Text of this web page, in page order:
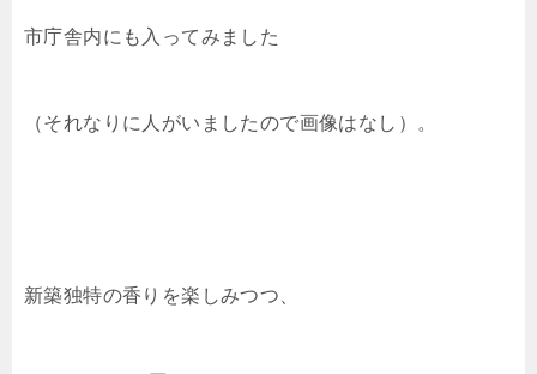
市庁舎内にも入ってみました
（それなりに人がいましたので画像はなし）。
新築独特の香りを楽しみつつ、